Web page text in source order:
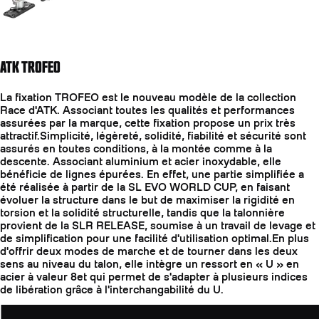
ATK TROFEO
La fixation TROFEO est le nouveau modèle de la collection
Race d'ATK. Associant toutes les qualités et performances
assurées par la marque, cette fixation propose un prix très
attractif.Simplicité, légèreté, solidité, fiabilité et sécurité sont
assurés en toutes conditions, à la montée comme à la
descente. Associant aluminium et acier inoxydable, elle
bénéficie de lignes épurées. En effet, une partie simplifiée a
été réalisée à partir de la SL EVO WORLD CUP, en faisant
évoluer la structure dans le but de maximiser la rigidité en
torsion et la solidité structurelle, tandis que la talonnière
provient de la SLR RELEASE, soumise à un travail de levage et
de simplification pour une facilité d'utilisation optimal.En plus
d'offrir deux modes de marche et de tourner dans les deux
sens au niveau du talon, elle intègre un ressort en « U » en
acier à valeur 8et qui permet de s'adapter à plusieurs indices
de libération grâce à l'interchangabilité du U.